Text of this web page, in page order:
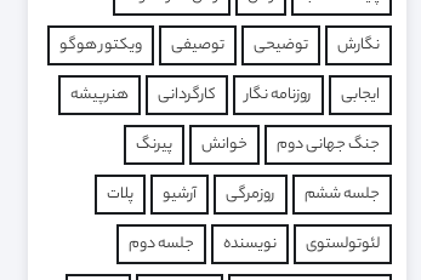
نگارش
توضیحی توصیفی
ویکتور هوگو
ایجابی
روزنامه نگار کارگردانی
هنرپیشه
جنگ جهانی دوم
خوانش
پیرنگ
جلسه ششم
روزمرگی آرشیو
پلات
لئوتولستوی
نویسنده
جلسه دوم